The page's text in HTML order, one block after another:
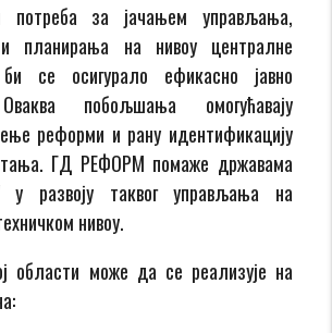
потреба за јачањем управљања,
и планирања на нивоу централне
се осигурало ефикасно јавно
побољшања омогућавају
реформи и рану идентификацију
ГД РЕФОРМ помаже државама
у развоју таквог управљања на
нивоу.
области може да се реализује на